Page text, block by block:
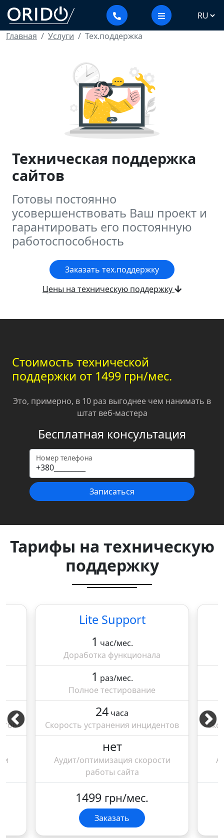
Главная Услуги Тех.поддержка
Техническая поддержка
сайтов
Готовы постоянно
усовершенствовать Ваш проект и
гарантировать его постоянную
работоспособность
Заказать тех.поддержку
Цены на техническую поддержку
Стоимость технической
поддержки от 1499 грн/мес.
Это, примерно, в 10 раз выгоднее чем нанимать в
штат веб-мастера
Бесплатная консультация
Номер телефона
Записаться
Тарифы на техническую
поддержку
Lite Support
1 час/мес.
Доработка функционала
1 раз/мес.
Полное тестирование
24 часа
Скорость устранения инцидентов
нет
Аудит/оптимизация скорости
работы сайта
1499 грн/мес.
Заказать